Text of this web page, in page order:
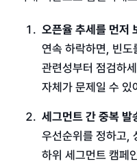
오픈율 추세를 먼저
연속 하락하면, 빈도
관련성부터 점검하
자체가 문제일 수 있
세그먼트 간 중복 발
우선순위를 정하고,
하위 세그먼트 캠페